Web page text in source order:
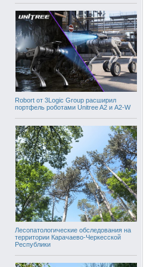
Robort от 3Logic Group расширил
портфель роботами Unitree A2 и A2-W
Лесопатологические обследования на
территории Карачаево-Черкесской
Республики